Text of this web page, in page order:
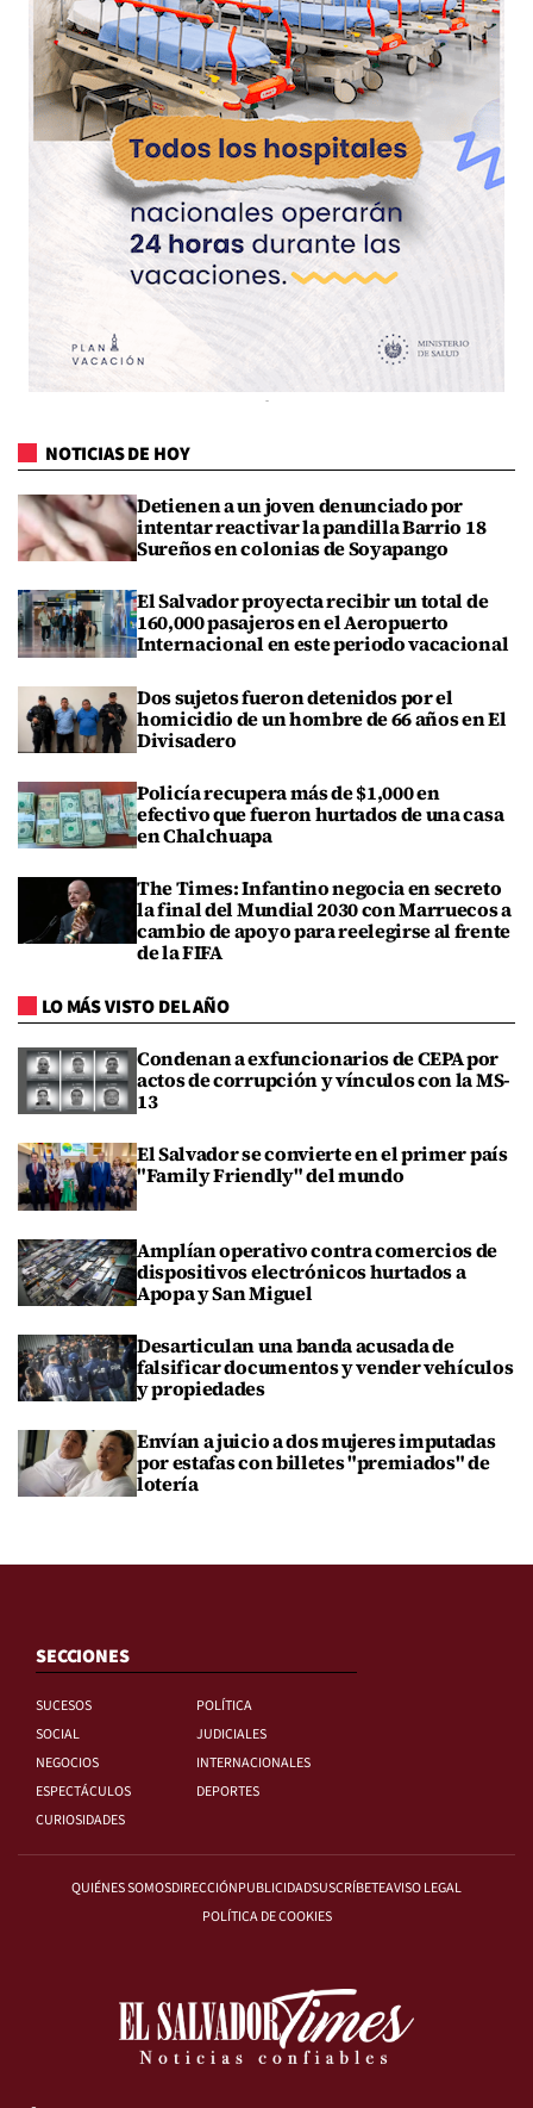
NOTICIAS DE HOY
Detienen a un joven denunciado por
intentar reactivar la pandilla Barrio 18
Sureños en colonias de Soyapango
El Salvador proyecta recibir un total de
160,000 pasajeros en el Aeropuerto
Internacional en este periodo vacacional
Dos sujetos fueron detenidos por el
homicidio de un hombre de 66 años en El
Divisadero
Policía recupera más de $1,000 en
efectivo que fueron hurtados de una casa
en Chalchuapa
The Times: Infantino negocia en secreto
la final del Mundial 2030 con Marruecos a
cambio de apoyo para reelegirse al frente
de la FIFA
LO MÁS VISTO DEL AÑO
Condenan a exfuncionarios de CEPA por
actos de corrupción y vínculos con la MS-
13
El Salvador se convierte en el primer país
"Family Friendly" del mundo
Amplían operativo contra comercios de
dispositivos electrónicos hurtados a
Apopa y San Miguel
Desarticulan una banda acusada de
falsificar documentos y vender vehículos
y propiedades
Envían a juicio a dos mujeres imputadas
por estafas con billetes "premiados" de
lotería
SECCIONES
SUCESOS
POLÍTICA
SOCIAL
JUDICIALES
NEGOCIOS
INTERNACIONALES
ESPECTÁCULOS
DEPORTES
CURIOSIDADES
QUIÉNES SOMOSDIRECCIÓNPUBLICIDADSUSCRÍBETEAVISO LEGAL
POLÍTICA DE COOKIES